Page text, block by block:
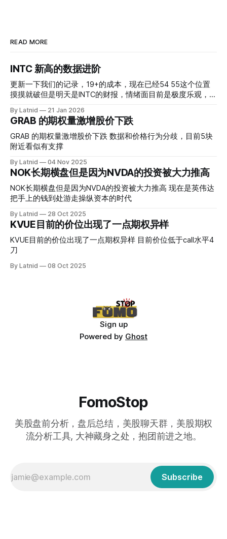
READ MORE
INTC 新高的数据进阶
更新一下我们的记录，19+的成本，现在已经54 55这个位置
摸摸就破但是明天是INTC的财报，情绪面目前是极度乐观，反
是突破前的支撑CC感觉可以做，放远些, 因为18A的经验还未
真正得到普遍大众的关注，当然财报可以继续出新消息顶一下
压力位置。 数据在70驻扎 整体呈现 47 – 60 短期位置
By Latnid 21 Jan 2026
GRAB 的期权量激增股价下跌
GRAB 的期权量激增股价下跌 数据和价格行为分歧，目前5块
附近看似有支撑
By Latnid 04 Nov 2025
NOK长期横盘但是因为NVDA的投资被大力推高
NOK长期横盘但是因为NVDA的投资被大力推高 现在是英伟达
把手上的钱到处游走操纵资本的时代
By Latnid 28 Oct 2025
KVUE目前的价位出现了一点期权异样
KVUE目前的价位出现了一点期权异样 目前价位低于call水平4
刀
By Latnid 08 Oct 2025
Sign up
Powered by Ghost
FomoStop
美股盘前分析，盘后总结，美股聊天群，美股期权
流分析工具, 大神藏身之处，抱团前进之地。
Subscribe